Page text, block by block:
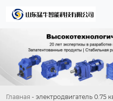
Главная - электродвигатель 0.75